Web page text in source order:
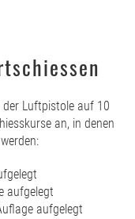
Luftpistole auf 10
an, in denen
aufgelegt
aufgelegt